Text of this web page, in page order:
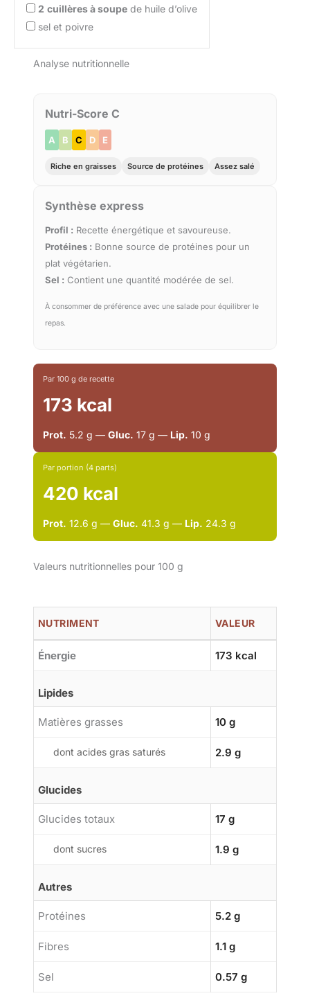
2 cuillères à soupe de huile d’olive
sel et poivre
Analyse nutritionnelle
Nutri-Score C
A B C D E
Riche en graisses Source de protéines Assez salé
Synthèse express
Profil : Recette énergétique et savoureuse.
Protéines : Bonne source de protéines pour un
plat végétarien.
Sel : Contient une quantité modérée de sel.
À consommer de préférence avec une salade pour équilibrer le
repas.
Par 100 g de recette
173 kcal
Prot. 5.2 g — Gluc. 17 g — Lip. 10 g
Par portion (4 parts)
420 kcal
Prot. 12.6 g — Gluc. 41.3 g — Lip. 24.3 g
Valeurs nutritionnelles pour 100 g
NUTRIMENT VALEUR
Énergie 173 kcal
Lipides
Matières grasses 10 g
dont acides gras saturés 2.9 g
Glucides
Glucides totaux 17 g
dont sucres 1.9 g
Autres
Protéines 5.2 g
Fibres 1.1 g
Sel 0.57 g